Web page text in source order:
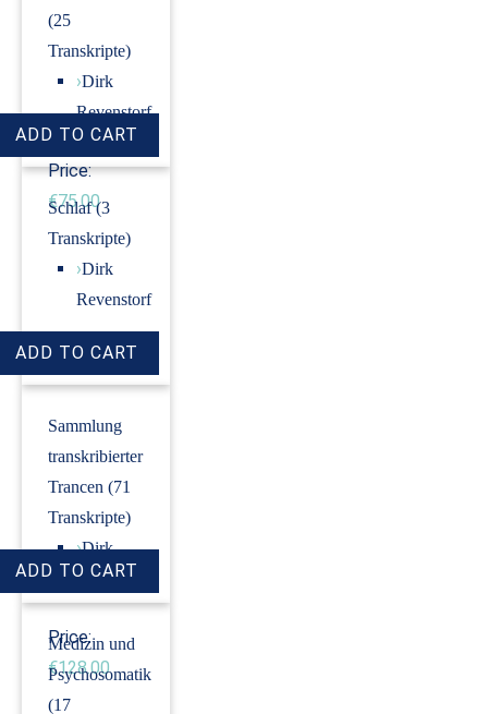
(25
Transkripte)
›Dirk
Revenstorf
Price:
€75.00
Schlaf (3
Transkripte)
›Dirk
Revenstorf
Price: €9.00
Sammlung
transkribierter
Trancen (71
Transkripte)
›Dirk
Revenstorf
Price:
€128.00
Medizin und
Psychosomatik
(17